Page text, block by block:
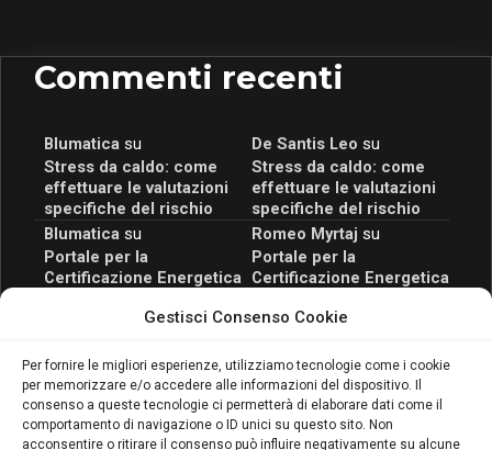
Gestisci Consenso Cookie
Per fornire le migliori esperienze, utilizziamo tecnologie come i cookie
per memorizzare e/o accedere alle informazioni del dispositivo. Il
consenso a queste tecnologie ci permetterà di elaborare dati come il
comportamento di navigazione o ID unici su questo sito. Non
acconsentire o ritirare il consenso può influire negativamente su alcune
Commenti recenti
Blumaticasu
Stress da caldo: come
effettuare le valutazioni
specifiche del rischio
De Santis Leo su
Stress da caldo: come
effettuare le valutazioni
specifiche del rischio
Blumaticasu
Portale per la
Certificazione Energetica
scopri il Corso Blumatica
Romeo Myrtaj su
Portale per la
Certificazione Energetica
scopri il Corso Blumatica
Blumaticasu
Coordinatore della
Sicurezza: cosa è
richiesto per abilitazione